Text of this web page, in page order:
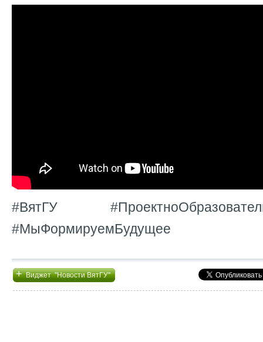
#ВятГУ
#МыФормируемБудущее
+Виджет "Новости ВятГУ"